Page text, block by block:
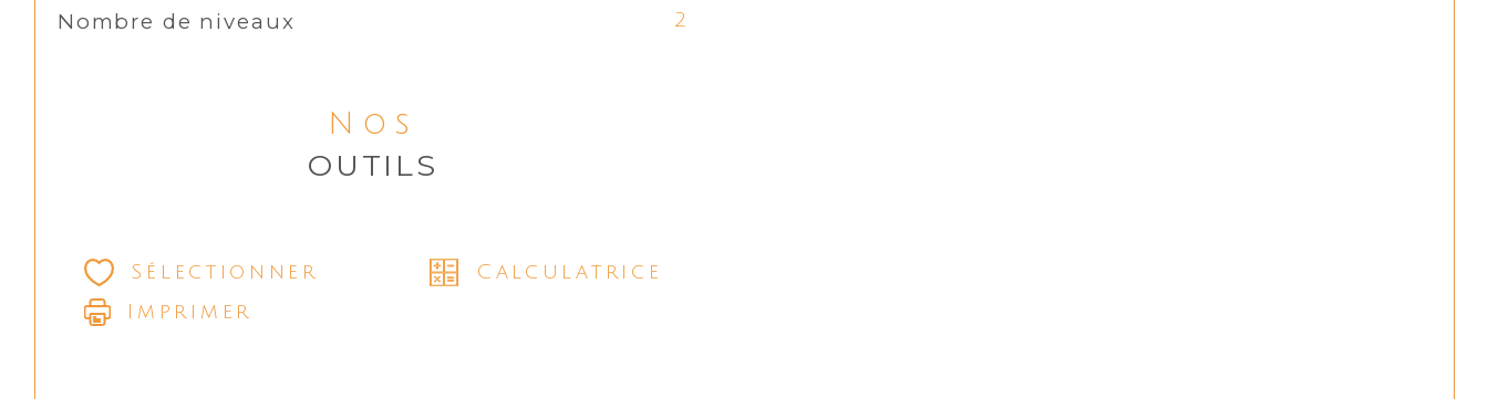
Nombre de niveaux 2
Nos
OUTILS
Sélectionner
Calculatrice
Imprimer